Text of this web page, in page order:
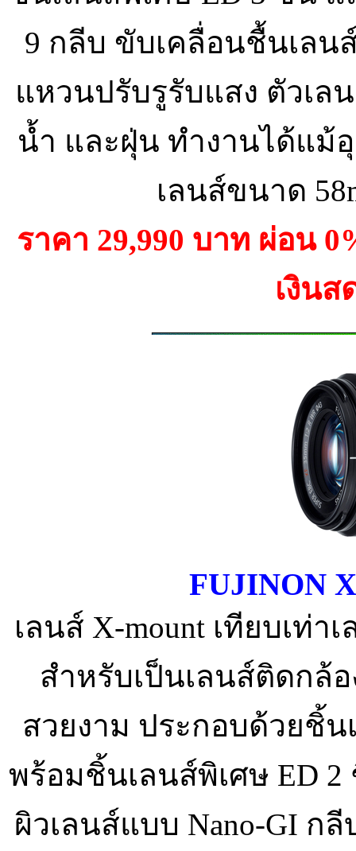
9 กลีบ ขับเคลื่อนชื้นเลนส์
แหวนปรับรูรับแสง ตัวเลน
น้ำ และฝุ่น ทำงานได้แม้
เลนส์ขนาด
ราคา 29,990 บาท ผ่อน
เงินส
FUJINON
เลนส์ X-mount เทียบเท่า
สำหรับเป็นเลนส์ติดกล้
สวยงาม ประกอบด้วยชิ้
พร้อมชิ้นเลนส์พิเศษ ED 2
ผิวเลนส์แบบ Nano-GI ก